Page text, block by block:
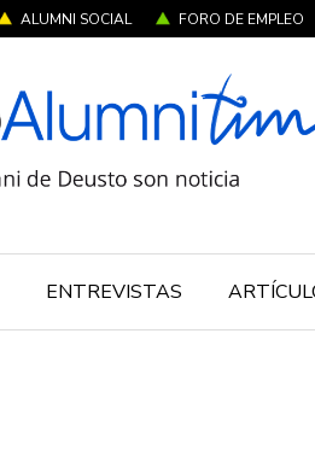
ALUMNI SOCIAL FORO DE EMPLEO
ENTREVISTAS